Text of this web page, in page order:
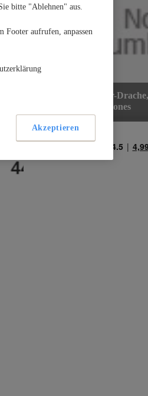
bitte "Ablehnen" aus.
aufrufen, anpassen
Akzeptieren